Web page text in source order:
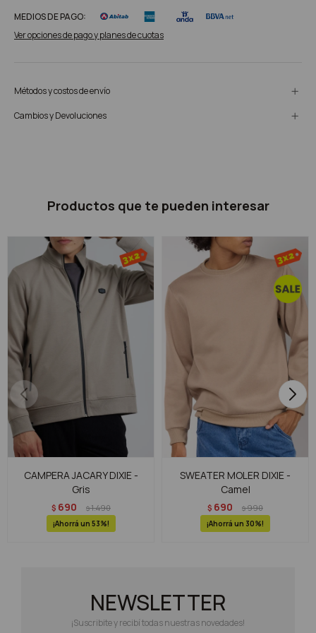
MEDIOS DE PAGO:
Ver opciones de pago y planes de cuotas
Métodos y costos de envío
Cambios y Devoluciones
Productos que te pueden interesar
CAMPERA JACARY DIXIE -
Gris
$ 690 $1.490
53
SWEATER MOLER DIXIE -
Camel
$ 690 $990
30
NEWSLETTER
¡Suscribite y recibí todas nuestras novedades!